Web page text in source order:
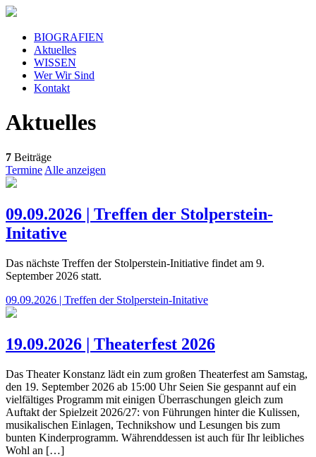
BIOGRAFIEN
Aktuelles
WISSEN
Wer Wir Sind
Kontakt
Aktuelles
7 Beiträge
Termine Alle anzeigen
09.09.2026 | Treffen der Stolperstein-
Initative
Das nächste Treffen der Stolperstein-Initiative findet am 9.
September 2026 statt.
09.09.2026 | Treffen der Stolperstein-Initative
19.09.2026 | Theaterfest 2026
Das Theater Konstanz lädt ein zum großen Theaterfest am Samstag,
den 19. September 2026 ab 15:00 Uhr Seien Sie gespannt auf ein
vielfältiges Programm mit einigen Überraschungen gleich zum
Auftakt der Spielzeit 2026/27: von Führungen hinter die Kulissen,
musikalischen Einlagen, Technikshow und Lesungen bis zum
bunten Kinderprogramm. Währenddessen ist auch für Ihr leibliches
Wohl an […]